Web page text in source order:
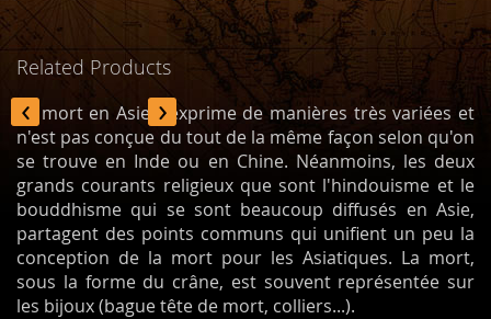
Related Products
‹ ›
La mort en Asie s'exprime de manières très variées et
n'est pas conçue du tout de la même façon selon qu'on
se trouve en Inde ou en Chine. Néanmoins, les deux
grands courants religieux que sont l'hindouisme et le
bouddhisme qui se sont beaucoup diffusés en Asie,
partagent des points communs qui unifient un peu la
conception de la mort pour les Asiatiques. La mort,
sous la forme du crâne, est souvent représentée sur
les bijoux (bague tête de mort, colliers...).